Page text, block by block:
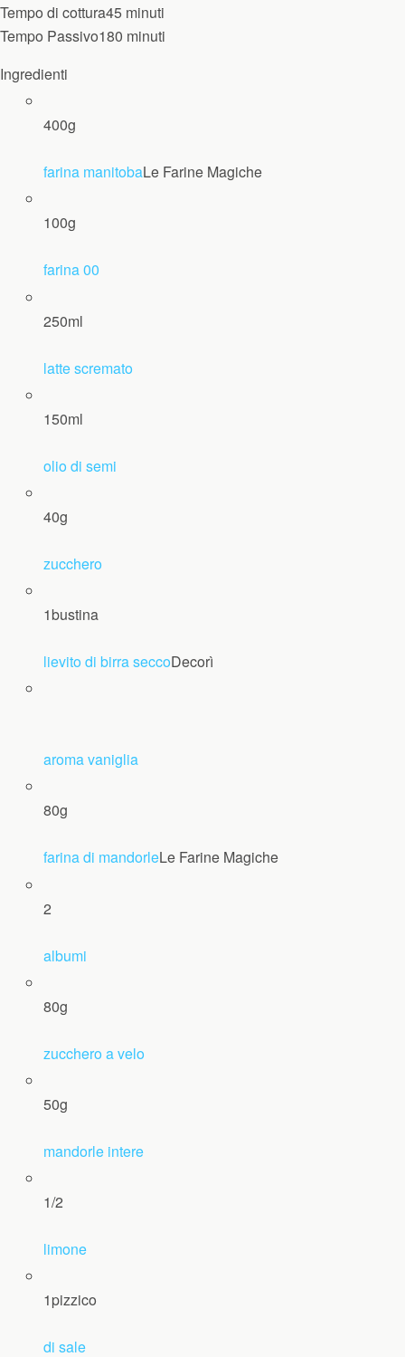
Tempo di cottura45 minuti
Tempo Passivo180 minuti
Ingredienti
400g
farina manitobaLe Farine Magiche
100g
farina 00
250ml
latte scremato
150ml
olio di semi
40g
zucchero
1bustina
lievito di birra seccoDecorì
aroma vaniglia
80g
farina di mandorleLe Farine Magiche
2
albumi
80g
zucchero a velo
50g
mandorle intere
1/2
limone
1pizzico
di sale